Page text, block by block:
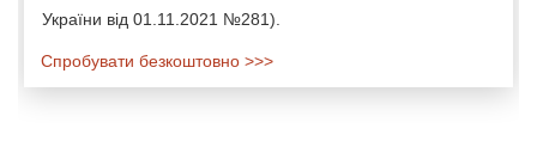
України від 01.11.2021 №281).
Спробувати безкоштовно >>>